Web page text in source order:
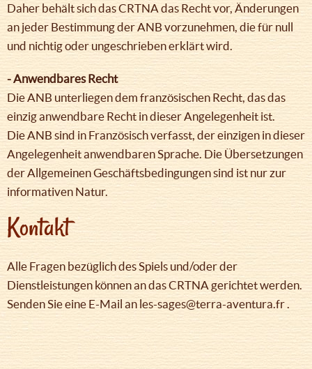
Daher behält sich das CRTNA das Recht vor, Änderungen
an jeder Bestimmung der ANB vorzunehmen, die für null
und nichtig oder ungeschrieben erklärt wird.
- Anwendbares Recht
Die ANB unterliegen dem französischen Recht, das das
einzig anwendbare Recht in dieser Angelegenheit ist.
Die ANB sind in Französisch verfasst, der einzigen in dieser
Angelegenheit anwendbaren Sprache. Die Übersetzungen
der Allgemeinen Geschäftsbedingungen sind ist nur zur
informativen Natur.
Kontakt
Alle Fragen bezüglich des Spiels und/oder der
Dienstleistungen können an das CRTNA gerichtet werden.
Senden Sie eine E-Mail an les-sages@terra-aventura.fr .